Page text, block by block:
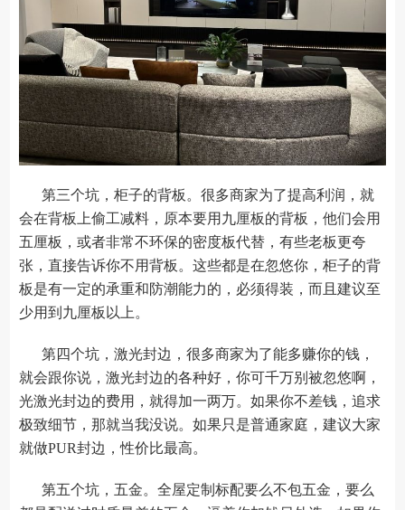
第三个坑，柜子的背板。很多商家为了提高利润，就
会在背板上偷工减料，原本要用九厘板的背板，他们会用
五厘板，或者非常不环保的密度板代替，有些老板更夸
张，直接告诉你不用背板。这些都是在忽悠你，柜子的背
板是有一定的承重和防潮能力的，必须得装，而且建议至
少用到九厘板以上。
第四个坑，激光封边，很多商家为了能多赚你的钱，
就会跟你说，激光封边的各种好，你可千万别被忽悠啊，
光激光封边的费用，就得加一两万。如果你不差钱，追求
极致细节，那就当我没说。如果只是普通家庭，建议大家
就做PUR封边，性价比最高。
第五个坑，五金。全屋定制标配要么不包五金，要么